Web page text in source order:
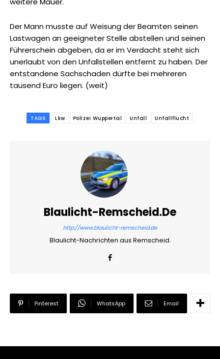
Der Mann musste auf Weisung der Beamten seinen
Lastwagen an geeigneter Stelle abstellen und seinen
Führerschein abgeben, da er im Verdacht steht sich
unerlaubt von den Unfallstellen entfernt zu haben. Der
entstandene Sachschaden dürfte bei mehreren
tausend Euro liegen. (weit)
TAGS Lkw Polizei Wuppertal Unfall Unfallflucht
Blaulicht-Remscheid.de
http://www.blaulicht-remscheid.de
Blaulicht-Nachrichten aus Remscheid.
Pinterest WhatsApp Email